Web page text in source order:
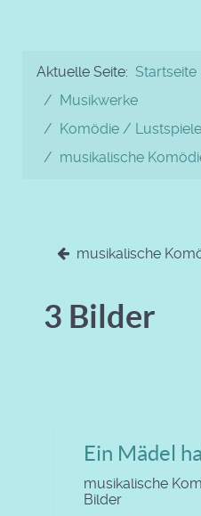
Aktuelle Seite: Startseite
Musikwerke
Komödie /
musikalische
musikalische
3 Bilder
Ein Mädel
musikalische
Bilder